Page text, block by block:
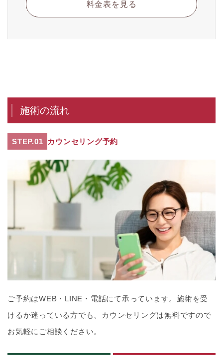
料金表を見る
施術の流れ
STEP.01 カウンセリング予約
ご予約はWEB・LINE・電話にて承っています。施術を受
けるか迷っている方でも、カウンセリングは無料ですので
お気軽にご相談ください。